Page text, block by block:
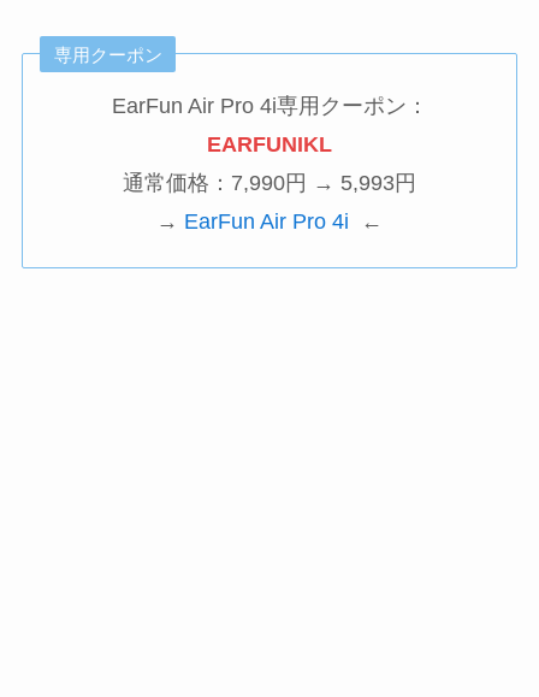
専用クーポン
EarFun Air Pro 4i専用クーポン：
EARFUNIKL
通常価格：7,990円 → 5,993円
→ EarFun Air Pro 4i ←